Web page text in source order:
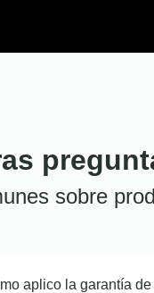
sobre
aplico la garantía